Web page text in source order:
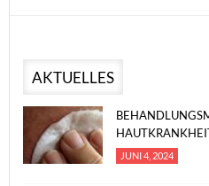
AKTUELLES
JUNI 4, 2024